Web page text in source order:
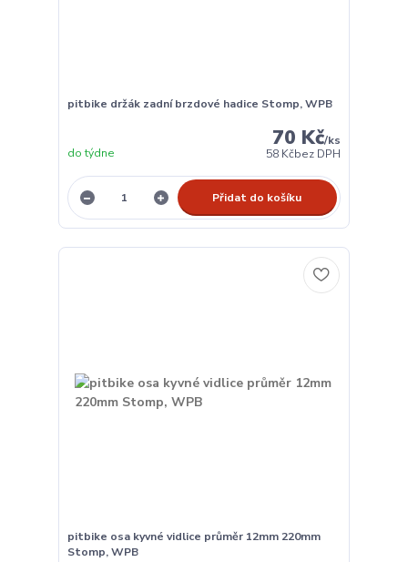
pitbike držák zadní brzdové hadice Stomp, WPB
70 Kč/ks
58 Kčbez DPH
do týdne
Přidat do košíku
pitbike osa kyvné vidlice průměr 12mm 220mm
Stomp, WPB